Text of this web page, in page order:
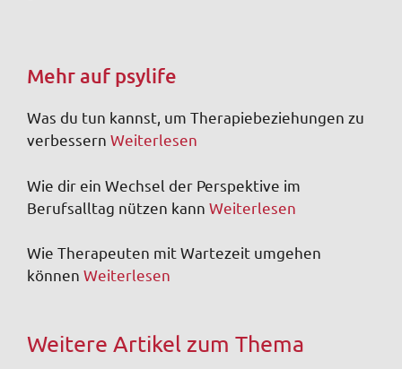
Mehr auf psylife
Was du tun kannst, um Therapiebeziehungen zu
verbessern Weiterlesen
Wie dir ein Wechsel der Perspektive im
Berufsalltag nützen kann Weiterlesen
Wie Therapeuten mit Wartezeit umgehen
können Weiterlesen
Weitere Artikel zum Thema